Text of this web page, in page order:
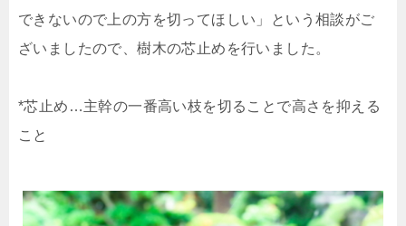
できないので上の方を切ってほしい」という相談がご
ざいましたので、樹木の芯止めを行いました。
*芯止め…主幹の一番高い枝を切ることで高さを抑える
こと